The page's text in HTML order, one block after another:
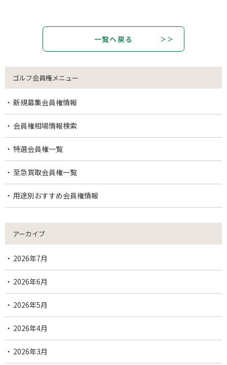
一覧へ戻る
ゴルフ会員権メニュー
新規募集会員権情報
会員権相場情報検索
特選会員権一覧
至急買取会員権一覧
用途別おすすめ会員権情報
アーカイブ
2026年7月
2026年6月
2026年5月
2026年4月
2026年3月